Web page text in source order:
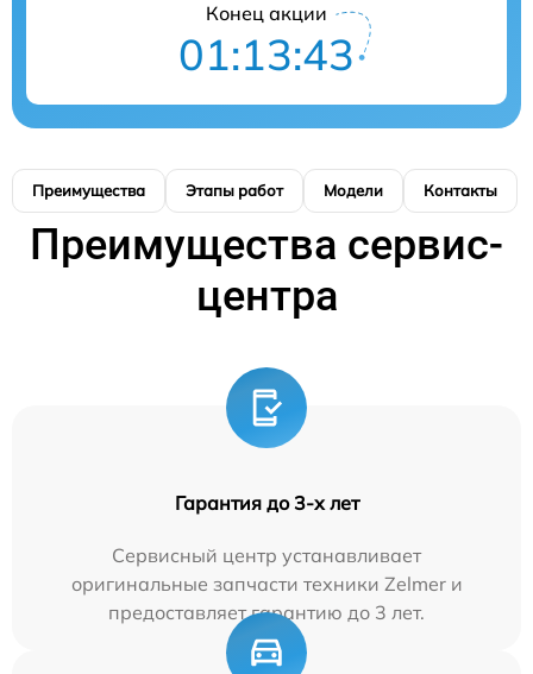
Конец акции
01:13:42
Преимущества Этапы работ Модели Контакты
Преимущества сервис-
центра
Гарантия до 3-х лет
Сервисный центр устанавливает
оригинальные запчасти техники Zelmer и
предоставляет гарантию до 3 лет.